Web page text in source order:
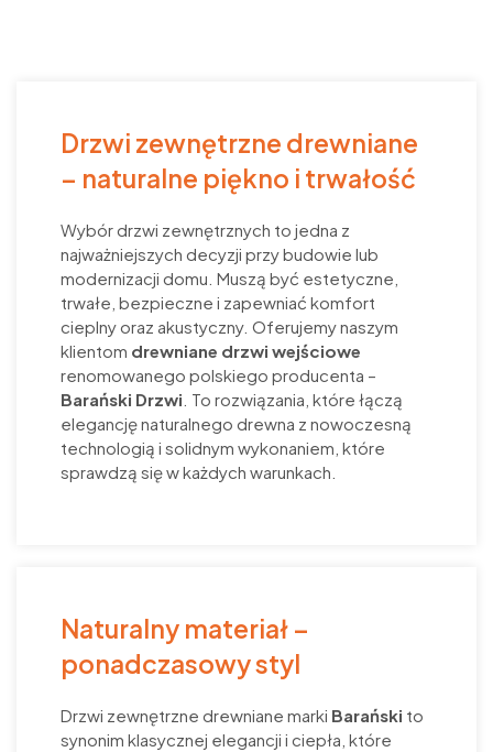
Drzwi zewnętrzne drewniane
– naturalne piękno i trwałość
Wybór drzwi zewnętrznych to jedna z
najważniejszych decyzji przy budowie lub
modernizacji domu. Muszą być estetyczne,
trwałe, bezpieczne i zapewniać komfort
cieplny oraz akustyczny. Oferujemy naszym
klientom drewniane drzwi wejściowe
renomowanego polskiego producenta –
Barański Drzwi . To rozwiązania, które łączą
elegancję naturalnego drewna z nowoczesną
technologią i solidnym wykonaniem, które
sprawdzą się w każdych warunkach.
Naturalny materiał –
ponadczasowy styl
Drzwi zewnętrzne drewniane marki Barański to
synonim klasycznej elegancji i ciepła, które